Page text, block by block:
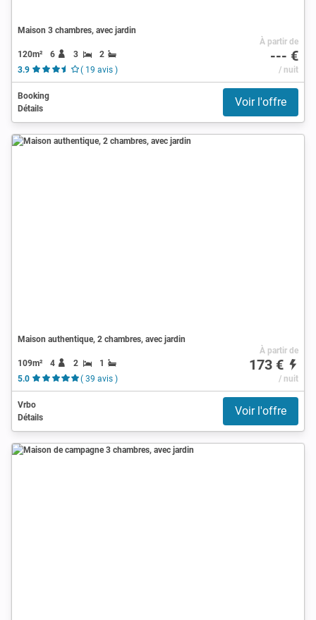
Maison 3 chambres, avec jardin
120m² 6 3
2
3.9
( 19 avis )
À partir de
--- €
/ nuit
Booking
Détails
Voir l'offre
Maison authentique, 2 chambres, avec jardin
109m² 4 2
1
5.0
( 39 avis )
À partir de
173 €
/ nuit
Vrbo
Détails
Voir l'offre